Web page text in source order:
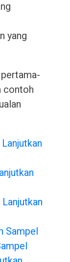
yang
contoh
Sampel